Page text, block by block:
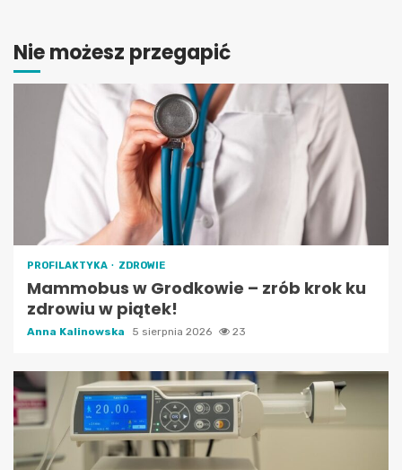
Nie możesz przegapić
PROFILAKTYKA ZDROWIE
Mammobus w Grodkowie – zrób krok ku
zdrowiu w piątek!
Anna Kalinowska 5 sierpnia 2026 23